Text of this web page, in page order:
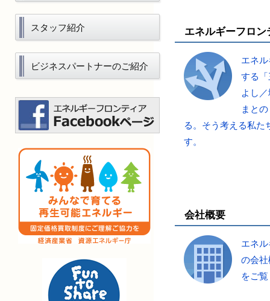
エネルギーフロ
エネ
する
よし
まと
る。そう考える私た
す。
会社概要
エネ
の会
をご
スタッフ紹介
ビジネスパートナーのご紹介